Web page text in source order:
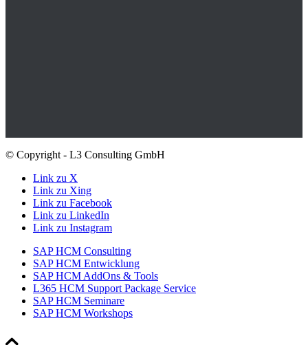
© Copyright - L3 Consulting GmbH
Link zu X
Link zu Xing
Link zu Facebook
Link zu LinkedIn
Link zu Instagram
SAP HCM Consulting
SAP HCM Entwicklung
SAP HCM AddOns & Tools
L365 HCM Support Package Service
SAP HCM Seminare
SAP HCM Workshops